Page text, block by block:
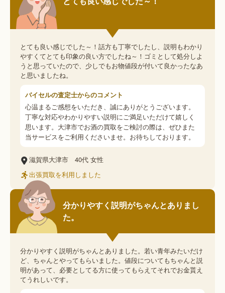
とても良い感じでした～！話方も丁寧でしたし、説明もわかり
やすくてとても印象の良い方でしたね～！ゴミとして処分しよ
うと思っていたので、少しでもお物値段が付いて良かったなあ
と思いましたね。
バイセルの査定士からのコメント
心温まるご感想をいただき、誠にありがとうございます。
丁寧な対応やわかりやすい説明にご満足いただけて嬉しく
思います。大津市でお酒の買取をご検討の際は、ぜひまた
当サービスをご利用くださいませ。お待ちしております。
滋賀県大津市 40代 女性
出張買取を利用しました
分かりやすく説明がちゃんとありまし
た。
分かりやすく説明がちゃんとありました。若い青年みたいだけ
ど、ちゃんとやってもらいました。値段についてもちゃんと説
明があって、必要としてる方に使ってもらえてそれでお金貰え
てうれしいです。